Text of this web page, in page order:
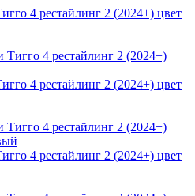
4 рестайлинг 2 (2024+) цвет
4 рестайлинг 2 (2024+) цвет
4 рестайлинг 2 (2024+) цвет